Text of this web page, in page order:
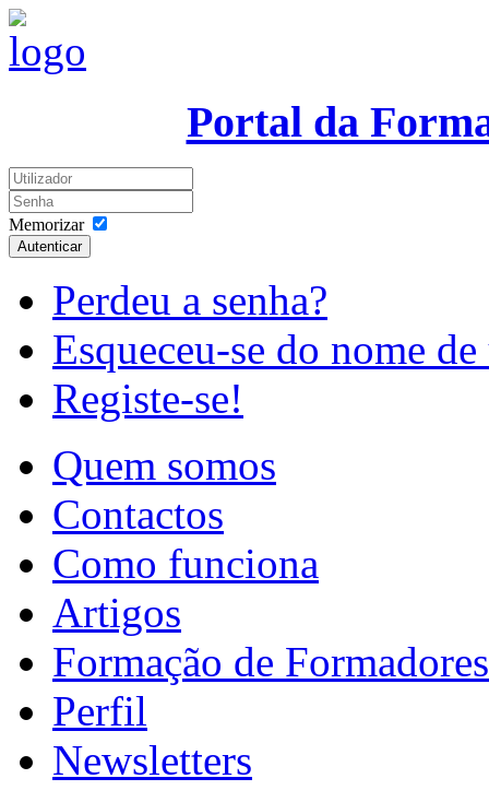
Portal da
Memorizar
Autenticar
Perdeu a senha?
Esqueceu-se do nome
Registe-se!
Quem somos
Contactos
Como funciona
Artigos
Formação de Formadores
Perfil
Newsletters